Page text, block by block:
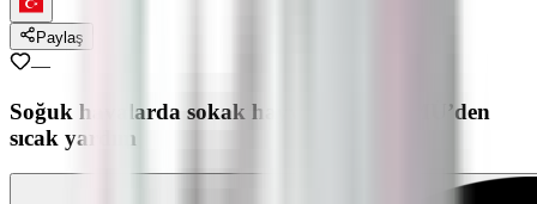
Paylaş
—
Soğuk havalarda sokak hayvanlarına OMÜ’den
sıcak yardım